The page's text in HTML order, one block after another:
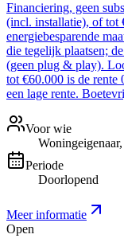
Financiering, geen
(incl. installatie), of tot
energiebesparende
die tegelijk plaatsen;
(geen plug & play).
tot €60.000 is de rente
een lage rente.
Voor wie
Periode
Doorlopend
Meer informatie
Open